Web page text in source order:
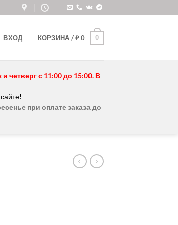
ВХОД КОРЗИНА /₽0 0
четверг с 11:00 до 15:00. В
при оплате заказа до